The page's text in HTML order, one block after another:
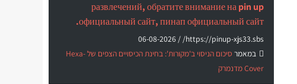
развлечений, обратите внимание на pin up
официальный сайт, пинап официальный сайт.
https://pinup-xjs33.sbs/ /
06-08-2026
במאמר
סיכום הניסוי ב'מקורות': בחינת הכיסויים הצפים של Hexa-
Cover מדנמרק